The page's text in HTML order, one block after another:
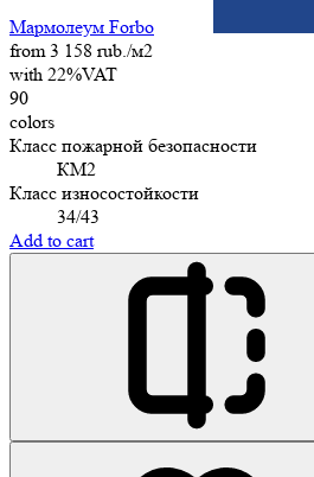
Мармолеум Forbo
from 3 158 rub./м2
with 22%VAT
90
colors
Класс пожарной безопасности
КМ2
Класс износостойкости
34/43
Add to cart